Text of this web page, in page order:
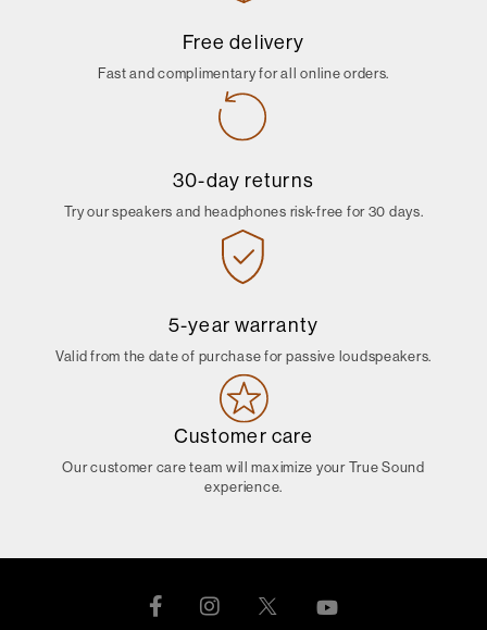
Free delivery
Fast and complimentary for all online orders.
30-day returns
Try our speakers and headphones risk-free for 30 days.
5-year warranty
Valid from the date of purchase for passive loudspeakers.
Customer care
Our customer care team will maximize your True Sound
experience.